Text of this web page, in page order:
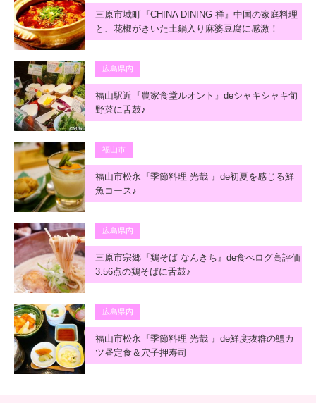
三原市城町『CHINA DINING 祥』中国の家庭料理
と、花椒がきいた土鍋入り麻婆豆腐に感激！
広島県内
福山駅近『農家食堂ルオント』deシャキシャキ旬
野菜に舌鼓♪
福山市
福山市松永『季節料理 光哉 』de初夏を感じる鮮
魚コース♪
広島県内
三原市宗郷『鶏そば なんきち』de食べログ高評価
3.56点の鶏そばに舌鼓♪
広島県内
福山市松永『季節料理 光哉 』de鮮度抜群の鱧カ
ツ昼定食＆穴子押寿司